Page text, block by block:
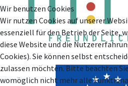
Wir benutzen Cookies
Wir nutzen Cookies auf unserer
essenziell für den Betrieb der Seite,
diese Website und die
Cookies). Sie können selbst
zulassen möchten. Bitte beachten
womöglich nicht mehr alle